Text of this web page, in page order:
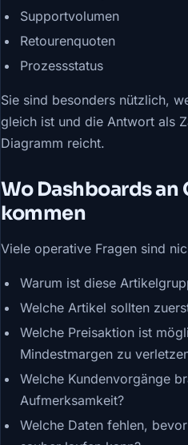
Supportvolumen
Retourenquoten
Prozessstatus
Sie sind besonders nützlich,
gleich ist und die Antwort als
Diagramm reicht.
Wo Dashboards an
kommen
Viele operative Fragen sind
Warum ist diese
Welche Artikel sollten
Welche Preisaktion ist
Mindestmargen zu
Welche Kundenvorgänge
Aufmerksamkeit?
Welche Daten fehlen,